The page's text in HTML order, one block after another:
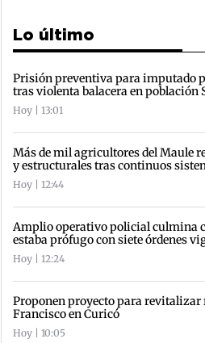
Lo último
Prisión preventiva para imputado
tras violenta balacera en población
Hoy | 13:01
Más de mil agricultores del Maule
y estructurales tras continuos
Hoy | 12:44
Amplio operativo policial culmina
estaba prófugo con siete órdenes
Hoy | 12:24
Proponen proyecto para revitalizar
Francisco en Curicó
Hoy | 10:05